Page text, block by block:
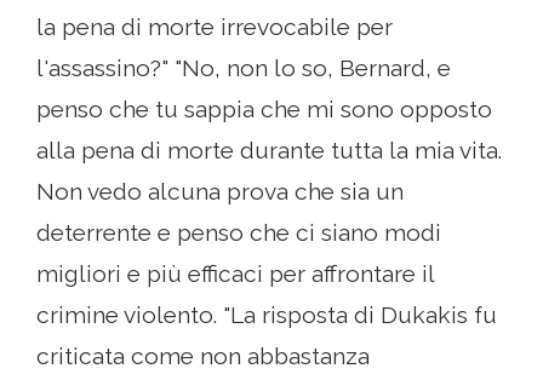
la pena di morte irrevocabile per
l'assassino?" "No, non lo so, Bernard, e
penso che tu sappia che mi sono opposto
alla pena di morte durante tutta la mia vita.
Non vedo alcuna prova che sia un
deterrente e penso che ci siano modi
migliori e più efficaci per affrontare il
crimine violento. "La risposta di Dukakis fu
criticata come non abbastanza